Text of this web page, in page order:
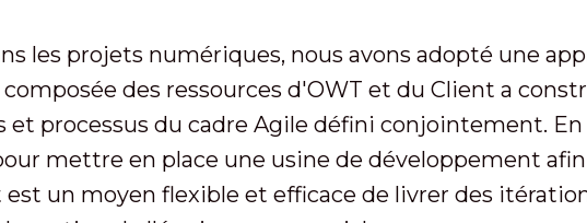
les projets numériques, nous avons adopté une
des ressources d'OWT et du Client a
processus du cadre Agile défini conjointement. En
mettre en place une usine de développement
un moyen flexible et efficace de livrer des